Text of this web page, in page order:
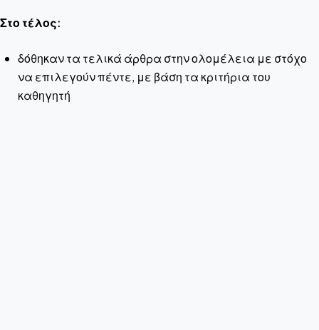
Στο τέλος:
δόθηκαν τα τελικά άρθρα στην ολομέλεια με στόχο
να επιλεγούν πέντε, με βάση τα κριτήρια του
καθηγητή